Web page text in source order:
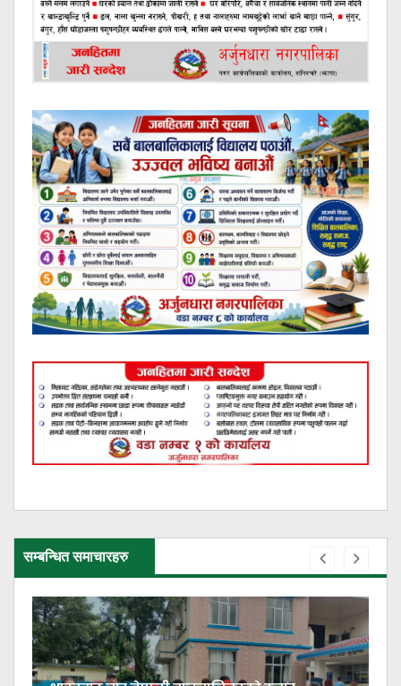
सम्बन्धित समाचारहरु